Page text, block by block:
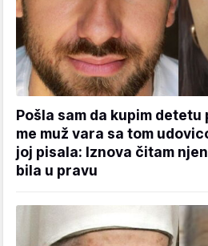
Pošla sam da kupim
me muž vara sa tom
joj pisala: Iznova čitam
bila u pravu